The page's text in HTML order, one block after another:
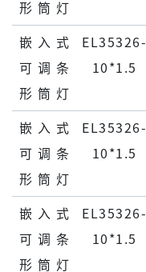
形 筒 灯
嵌 ⼊ 式
可 调 条
形 筒 灯
EL35326-
10*1.5
嵌 ⼊ 式
可 调 条
形 筒 灯
EL35326-
10*1.5
嵌 ⼊ 式
可 调 条
形 筒 灯
EL35326-
10*1.5